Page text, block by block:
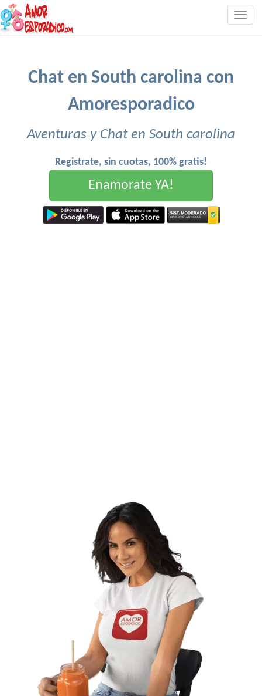
Chat en South carolina con
Amoresporadico
Aventuras y Chat en South carolina
Registrate, sin cuotas, 100% gratis!
Enamorate YA!